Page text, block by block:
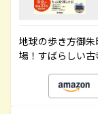
地球の歩き方御
場！すばらしい